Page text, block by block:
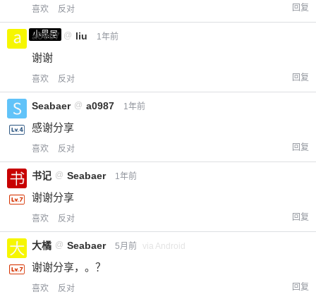
喜欢 反对 回复
小黑屋
a0987 @ liu 1年前
谢谢
喜欢 反对 回复
Seabaer @ a0987 1年前
感谢分享
喜欢 反对 回复
书记 @ Seabaer 1年前
谢谢分享
喜欢 反对 回复
大橘 @ Seabaer 5月前 via Android
谢谢分享，。？
喜欢 反对 回复